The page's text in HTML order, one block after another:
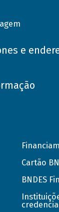
e
Cartão
BNDES